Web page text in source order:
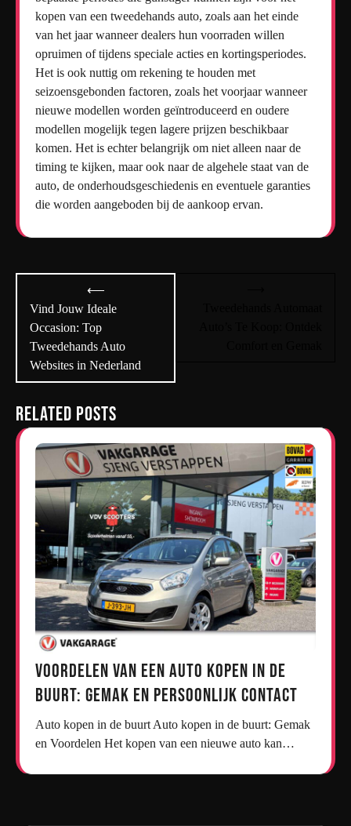
kopen van een tweedehands auto, zoals aan het einde
van het jaar wanneer dealers hun voorraden willen
opruimen of tijdens speciale acties en kortingsperiodes.
Het is ook nuttig om rekening te houden met
seizoensgebonden factoren, zoals het voorjaar wanneer
nieuwe modellen worden geïntroduceerd en oudere
modellen mogelijk tegen lagere prijzen beschikbaar
komen. Het is echter belangrijk om niet alleen naar de
timing te kijken, maar ook naar de algehele staat van de
auto, de onderhoudsgeschiedenis en eventuele garanties
die worden aangeboden bij de aankoop ervan.
navigatie
⟵
Vind Jouw Ideale
Occasion: Top
Tweedehands Auto
Websites in Nederland
Related Posts
Voordelen van een Auto Kopen in de
Buurt: Gemak en Persoonlijk Contact
Auto kopen in de buurt Auto kopen in de buurt: Gemak
en Voordelen Het kopen van een nieuwe auto kan…